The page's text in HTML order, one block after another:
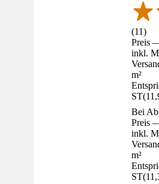
(11)
Preis
inkl.
m²
ST(
Bei
Preis
inkl.
m²
ST(